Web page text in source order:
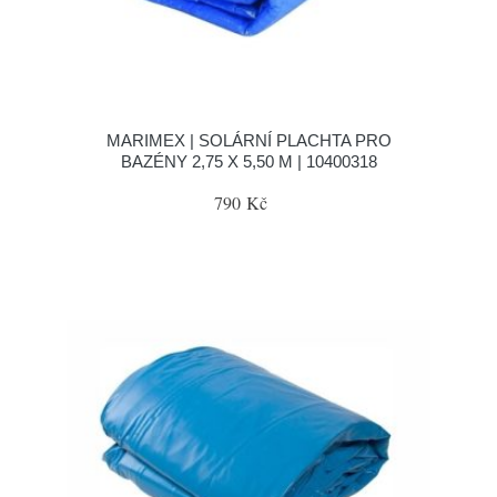
MARIMEX | SOLÁRNÍ PLACHTA PRO
BAZÉNY 2,75 X 5,50 M | 10400318
790 Kč